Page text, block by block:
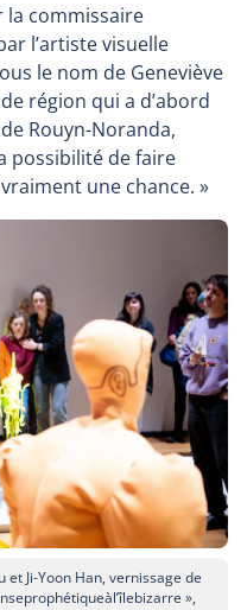
la commissaire
l’artiste visuelle
le nom de Geneviève
région qui a d’abord
Rouyn-Noranda,
possibilité de faire
une chance. »
Ji-Yoon Han, vernissage de
»,